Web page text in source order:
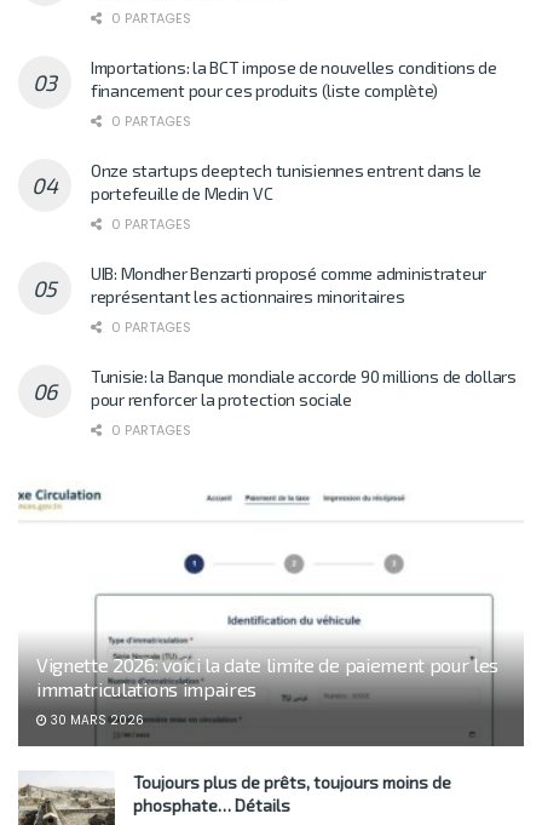
0 PARTAGES
Importations: la BCT impose de nouvelles conditions de
financement pour ces produits (liste complète)
0 PARTAGES
Onze startups deeptech tunisiennes entrent dans le
portefeuille de Medin VC
0 PARTAGES
UIB: Mondher Benzarti proposé comme administrateur
représentant les actionnaires minoritaires
0 PARTAGES
Tunisie: la Banque mondiale accorde 90 millions de dollars
pour renforcer la protection sociale
0 PARTAGES
Vignette 2026: voici la date limite de paiement pour les
immatriculations impaires
30 MARS 2026
Toujours plus de prêts, toujours moins de
phosphate… Détails